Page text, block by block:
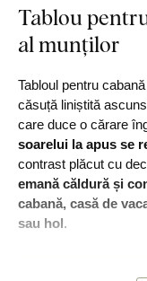
Tablou
al munților
Tabloul pentru cabană
căsuță liniștită
care duce o cărare
soarelui la apus se
contrast plăcut cu
emană căldură și
cabană, casă de
sau hol.